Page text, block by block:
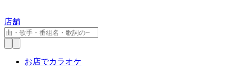
店舗
お店でカラオケ